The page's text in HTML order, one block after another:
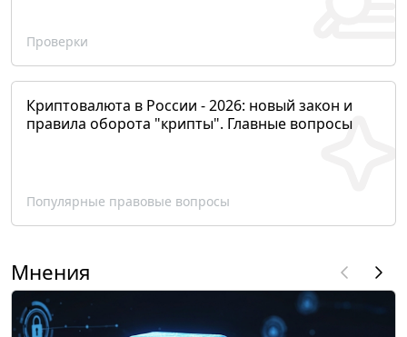
Проверки
Криптовалюта в России - 2026: новый закон и
правила оборота "крипты". Главные вопросы
Популярные правовые вопросы
Мнения